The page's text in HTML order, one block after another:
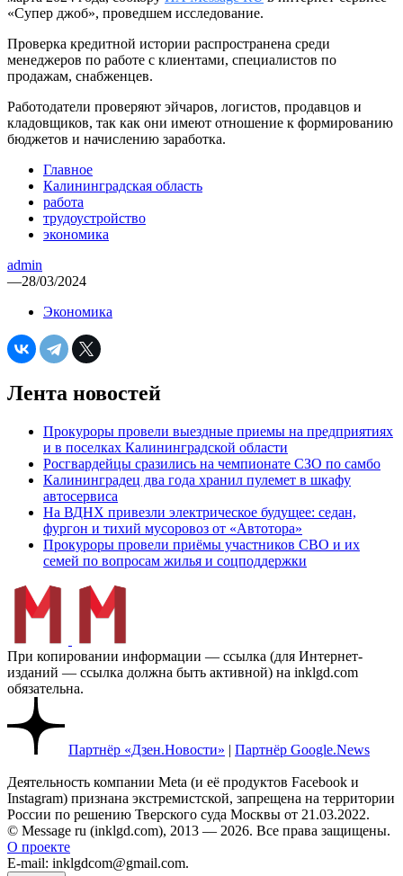
«Супер джоб», проведшем исследование.
Проверка кредитной истории распространена среди
менеджеров по работе с клиентами, специалистов по
продажам, снабженцев.
Работодатели проверяют эйчаров, логистов, продавцов и
кладовщиков, так как они имеют отношение к формированию
бюджетов и начислению заработка.
Главное
Калининградская область
работа
трудоустройство
экономика
admin
—28/03/2024
Экономика
Лента новостей
Прокуроры провели выездные приемы на предприятиях
и в поселках Калининградской области
Росгвардейцы сразились на чемпионате СЗО по самбо
Калининградец два года хранил пулемет в шкафу
автосервиса
На ВДНХ привезли электрическое будущее: седан,
фургон и тихий мусоровоз от «Автотора»
Прокуроры провели приёмы участников СВО и их
семей по вопросам жилья и соцподдержки
При копировании информации — ссылка (для Интернет-
изданий — ссылка должна быть активной) на inklgd.com
обязательна.
Партнёр «Дзен.Новости» | Партнёр Google.News
Деятельность компании Meta (и её продуктов Facebook и
Instagram) признана экстремистской, запрещена на территории
России по решению Тверского суда Москвы от 21.03.2022.
© Message ru (inklgd.com), 2013 — 2026. Все права защищены.
О проекте
E-mail: inklgdcom@gmail.com.